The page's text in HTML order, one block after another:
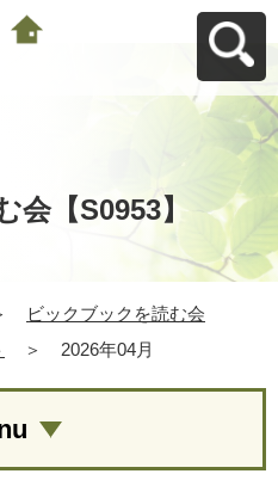
会【S0953】
ビックブックを読む会
＞ 2026年04月